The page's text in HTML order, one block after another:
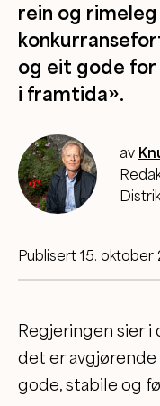
rein og
og eit gode for
i framtida».
av
Publisert 15. oktober
Regjeringen sier
det er
gode, stabile og